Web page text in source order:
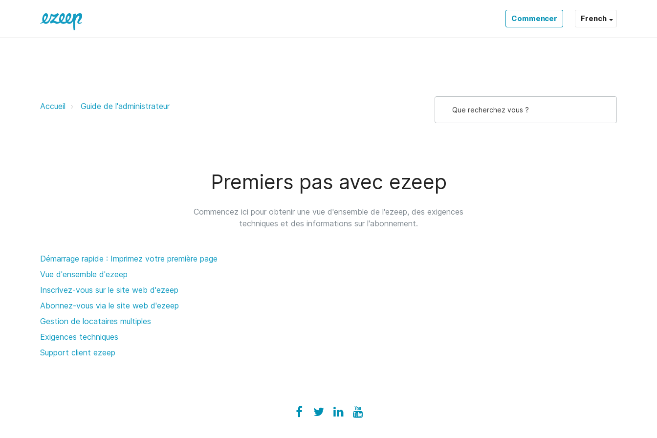
Commencer French
Premiers pas avec ezeep ezeep Support Support
Accueil Guide de l'administrateur
Premiers pas avec ezeep
Commencez ici pour obtenir une vue d'ensemble de l'ezeep, des exigences
techniques et des informations sur l'abonnement.
Démarrage rapide : Imprimez votre première page
Vue d'ensemble d'ezeep
Inscrivez-vous sur le site web d'ezeep
Abonnez-vous via le site web d'ezeep
Gestion de locataires multiples
Exigences techniques
Support client ezeep
Facebook
ezeeplive
Twitter
ezeepLinkedIn
ezeepYouTube
UColzdFFC8r7bS1nCutKrDMg